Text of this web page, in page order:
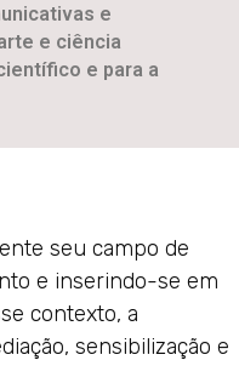
e
e ciência
e para a
seu campo de
e inserindo-se em
contexto, a
sensibilização e